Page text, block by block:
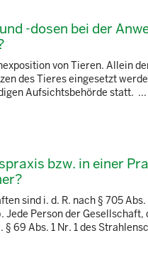
-dosen bei der
von Tieren. Allein
des Tieres eingesetzt
Aufsichtsbehörde statt. ...
bzw. in einer
sind i. d. R. nach § 705
Jede Person der
Abs. 1 Nr. 1 des